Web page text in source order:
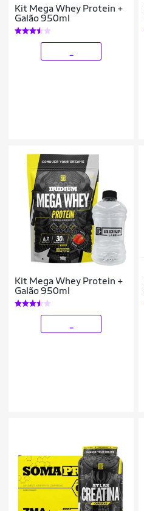
Kit Mega Whey Protein +
Galão 950ml
Kit Mega Whey Protein +
Galão 950ml